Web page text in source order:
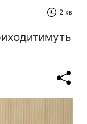
2 хв